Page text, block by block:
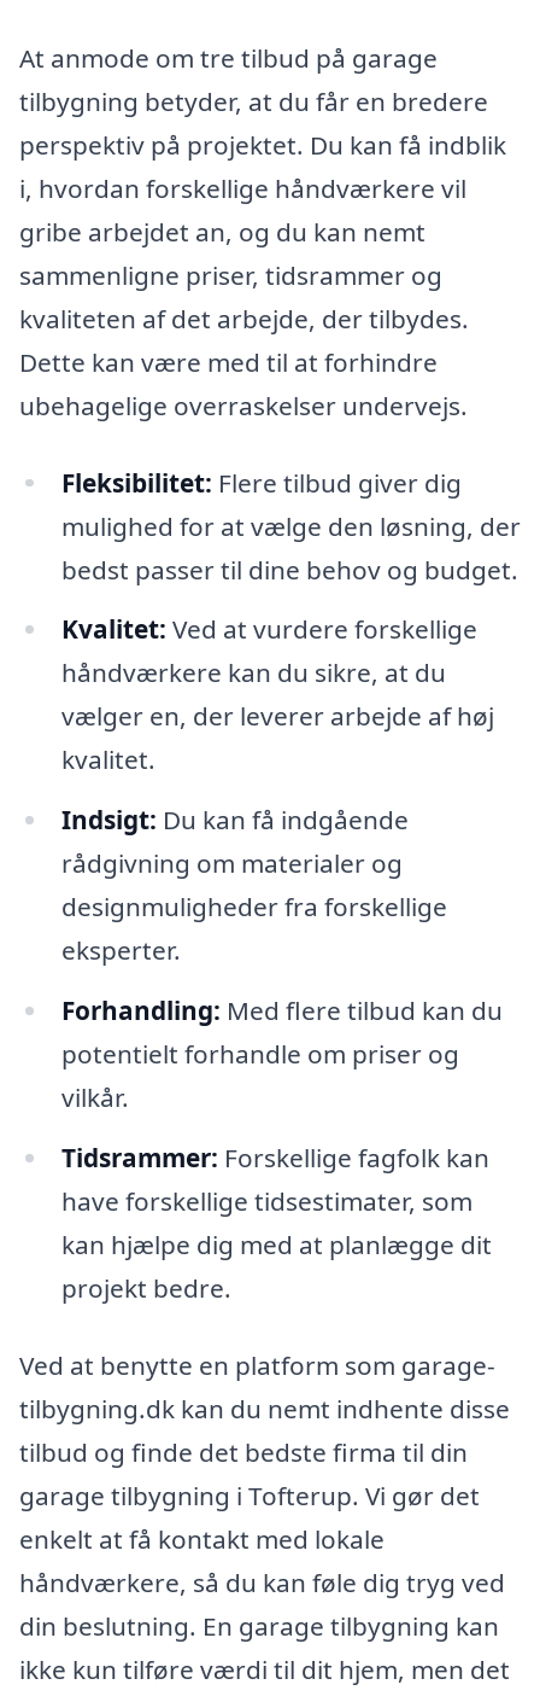
At anmode om tre tilbud på garage
tilbygning betyder, at du får en bredere
perspektiv på projektet. Du kan få indblik
i, hvordan forskellige håndværkere vil
gribe arbejdet an, og du kan nemt
sammenligne priser, tidsrammer og
kvaliteten af det arbejde, der tilbydes.
Dette kan være med til at forhindre
ubehagelige overraskelser undervejs.
Fleksibilitet: Flere tilbud giver dig
mulighed for at vælge den løsning, der
bedst passer til dine behov og budget.
Kvalitet: Ved at vurdere forskellige
håndværkere kan du sikre, at du
vælger en, der leverer arbejde af høj
kvalitet.
Indsigt: Du kan få indgående
rådgivning om materialer og
designmuligheder fra forskellige
eksperter.
Forhandling: Med flere tilbud kan du
potentielt forhandle om priser og
vilkår.
Tidsrammer: Forskellige fagfolk kan
have forskellige tidsestimater, som
kan hjælpe dig med at planlægge dit
projekt bedre.
Ved at benytte en platform som garage-
tilbygning.dk kan du nemt indhente disse
tilbud og finde det bedste firma til din
garage tilbygning i Tofterup. Vi gør det
enkelt at få kontakt med lokale
håndværkere, så du kan føle dig tryg ved
din beslutning. En garage tilbygning kan
ikke kun tilføre værdi til dit hjem, men det